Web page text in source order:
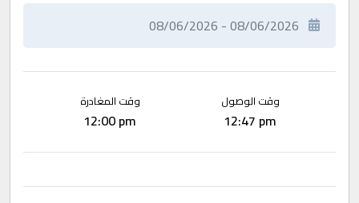
وقت الوصول
12:47 pm
وقت المغادرة
12:00 pm